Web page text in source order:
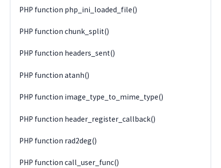
PHP function php_ini_loaded_file()
PHP function chunk_split()
PHP function headers_sent()
PHP function atanh()
PHP function image_type_to_mime_type()
PHP function header_register_callback()
PHP function rad2deg()
PHP function call_user_func()